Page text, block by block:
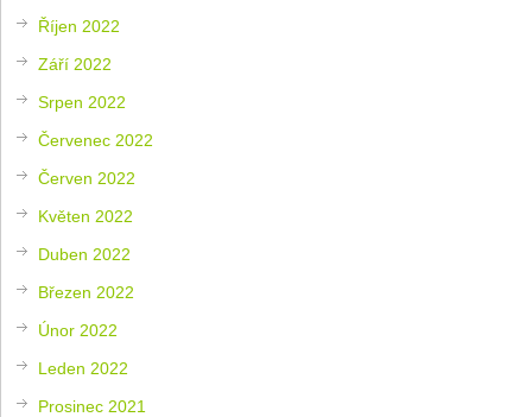
Říjen 2022
Září 2022
Srpen 2022
Červenec 2022
Červen 2022
Květen 2022
Duben 2022
Březen 2022
Únor 2022
Leden 2022
Prosinec 2021